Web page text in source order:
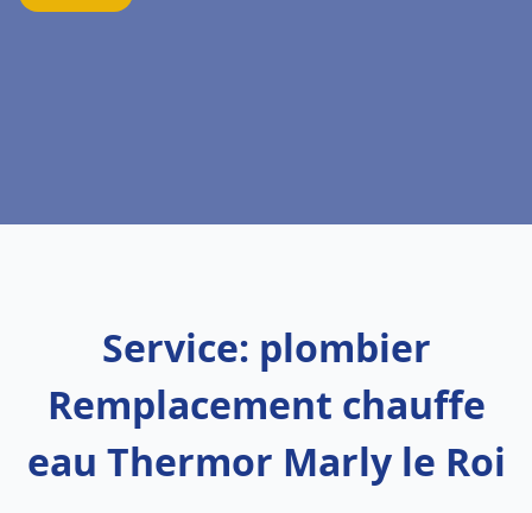
Service: plombier
Remplacement chauffe
eau Thermor Marly le Roi